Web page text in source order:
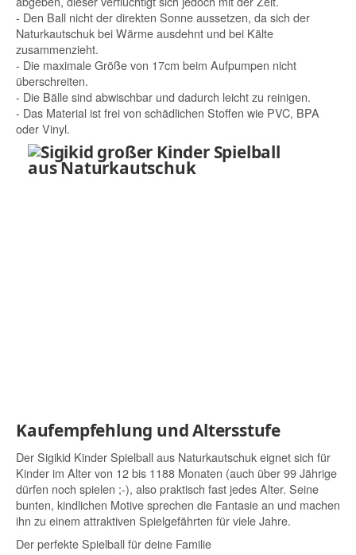
- Den Ball nicht der direkten Sonne aussetzen, da sich der
Naturkautschuk bei Wärme ausdehnt und bei Kälte
zusammenzieht.
- Die maximale Größe von 17cm beim Aufpumpen nicht
überschreiten.
- Die Bälle sind abwischbar und dadurch leicht zu reinigen.
- Das Material ist frei von schädlichen Stoffen wie PVC, BPA
oder Vinyl.
Kaufempfehlung und Altersstufe
Der Sigikid Kinder Spielball aus Naturkautschuk eignet sich für
Kinder im Alter von 12 bis 1188 Monaten (auch über 99 Jährige
dürfen noch spielen ;-), also praktisch fast jedes Alter. Seine
bunten, kindlichen Motive sprechen die Fantasie an und machen
ihn zu einem attraktiven Spielgefährten für viele Jahre.
Der perfekte Spielball für deine Familie